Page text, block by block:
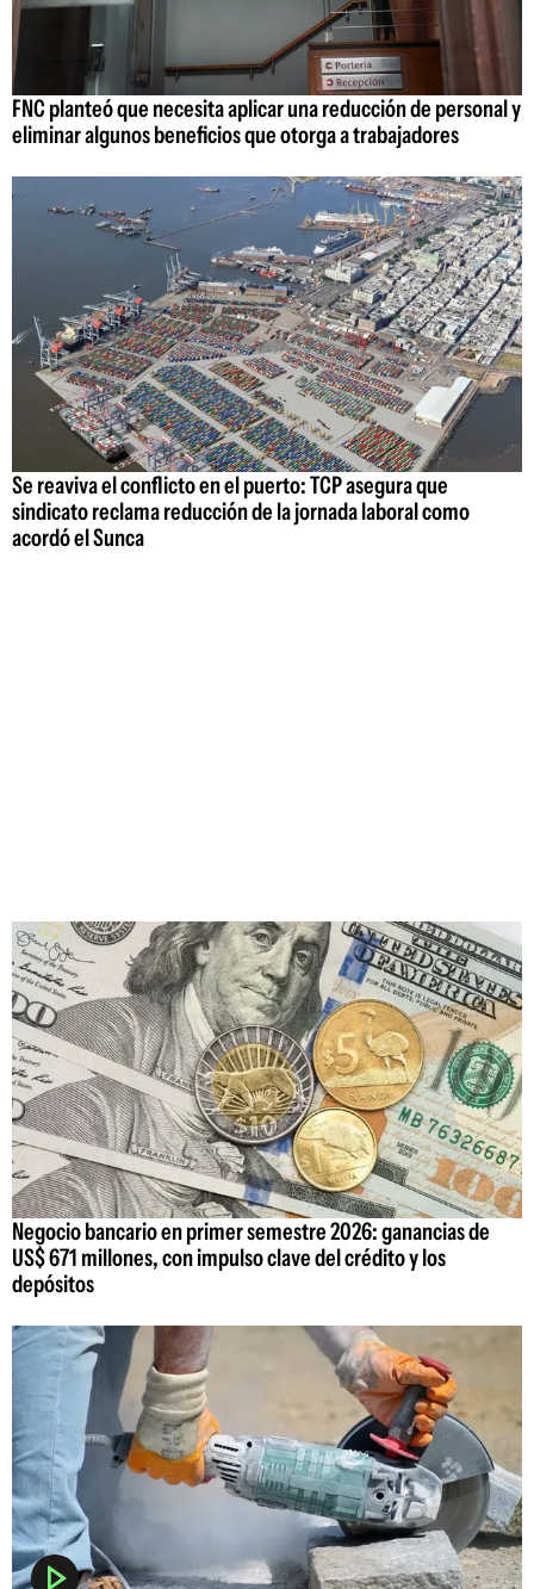
FNC planteó que necesita aplicar una reducción de personal y
eliminar algunos beneficios que otorga a trabajadores
Se reaviva el conflicto en el puerto: TCP asegura que
sindicato reclama reducción de la jornada laboral como
acordó el Sunca
Negocio bancario en primer semestre 2026: ganancias de
US$ 671 millones, con impulso clave del crédito y los
depósitos